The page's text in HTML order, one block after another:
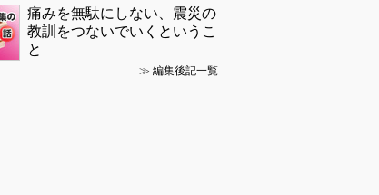
痛みを無駄にしない、震災の
教訓をつないでいくというこ
と
≫ 編集後記一覧